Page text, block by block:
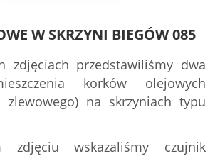
W SKRZYNI BIEGÓW 085
zdjęciach przedstawiliśmy dwa
korków olejowych
zlewowego) na skrzyniach typu
zdjęciu wskazaliśmy czujnik